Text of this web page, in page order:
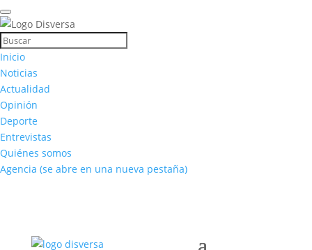
Inicio
Noticias
Actualidad
Opinión
Deporte
Entrevistas
Quiénes somos
Agencia (se abre en una nueva pestaña)